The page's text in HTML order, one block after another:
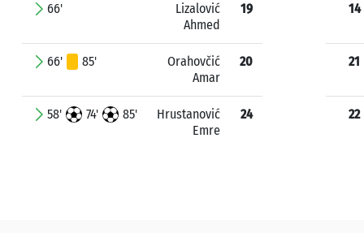
66'
Lizalović
Ahmed
19
66' 85'
Orahovčić
Amar
20
58' 74' 85'
Hrustanović
Emre
24
14
21
22